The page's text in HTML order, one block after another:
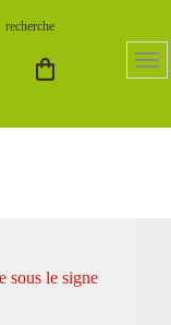
sous le signe